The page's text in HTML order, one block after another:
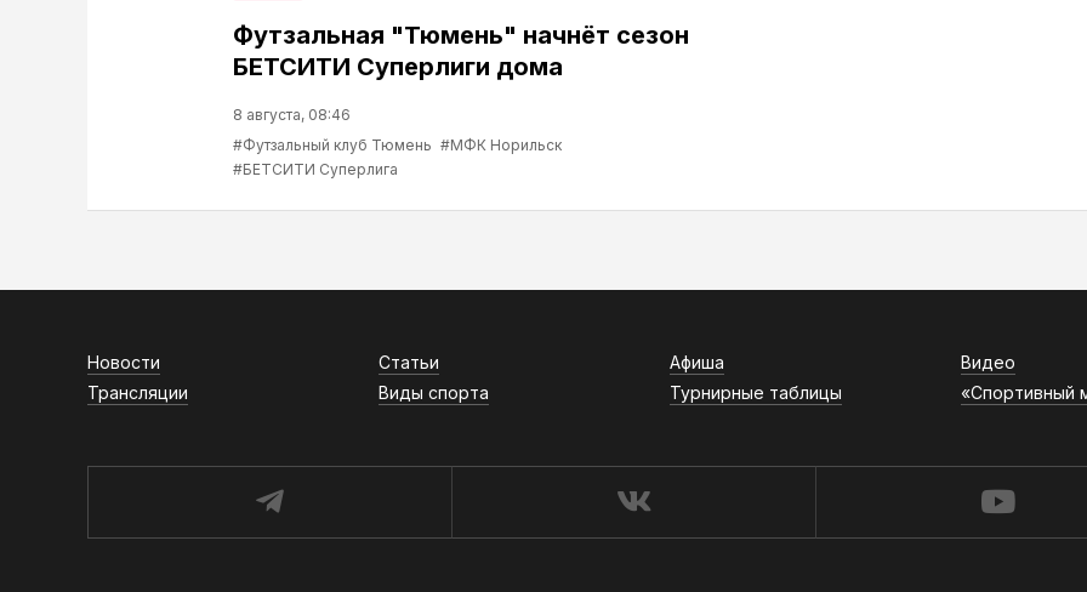
Футзальная "Тюмень" начнёт сезон
БЕТСИТИ Суперлиги дома
8 августа, 08:46
#Футзальный клуб Тюмень #МФК Норильск
#БЕТСИТИ Суперлига
Новости Статьи Афиша Видео
Трансляции
Виды спорта Турнирные таблицы «Спортивный